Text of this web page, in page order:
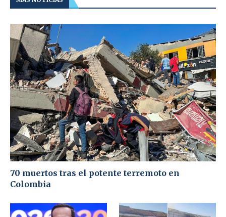
70 muertos tras el potente terremoto en
Colombia